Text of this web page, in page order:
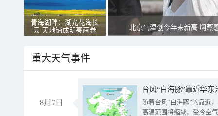
青海湖畔：湖光花海长
云 天地铺成明亮画卷
北京气温创今年来新高 焖蒸
重大天气事件
8月7日
台风“白海豚”靠近华
随着台风“白海豚”的靠近
高温范围将缩减，受冷空